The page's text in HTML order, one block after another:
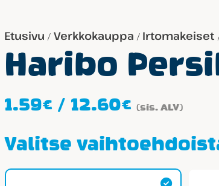
Etusivu / Verkkokauppa / Irtomakeiset
Haribo
1.59€ / 12.60€
-
(sis. ALV)
Valitse